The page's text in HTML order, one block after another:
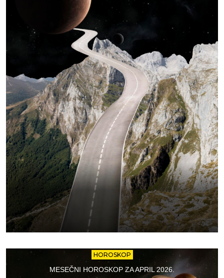
HOROSKOP
MESEČNI HOROSKOP ZA APRIL 2026.